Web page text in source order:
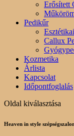
Erősített
Pedikűr
Callux
Kozmetika
Árlista
Kapcsolat
Időpontfoglalás
Oldal kiválasztása
Heaven in style